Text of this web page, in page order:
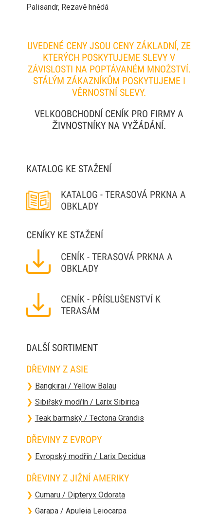
Palisandr, Rezavě hnědá
UVEDENÉ CENY JSOU CENY ZÁKLADNÍ, ZE
KTERÝCH POSKYTUJEME SLEVY V
ZÁVISLOSTI NA POPTÁVANÉM MNOŽSTVÍ.
STÁLÝM ZÁKAZNÍKŮM POSKYTUJEME I
VĚRNOSTNÍ SLEVY.
VELKOOBCHODNÍ CENÍK PRO FIRMY A
ŽIVNOSTNÍKY NA VYŽÁDÁNÍ.
KATALOG KE STAŽENÍ
KATALOG - TERASOVÁ PRKNA A
OBKLADY
CENÍKY KE STAŽENÍ
CENÍK - TERASOVÁ PRKNA A
OBKLADY
CENÍK - PŘÍSLUŠENSTVÍ K
TERASÁM
DALŠÍ SORTIMENT
DŘEVINY Z ASIE
❯ Bangkirai / Yellow Balau
❯ Sibiřský modřín / Larix Sibirica
❯ Teak barmský / Tectona Grandis
DŘEVINY Z EVROPY
❯ Evropský modřín / Larix Decidua
DŘEVINY Z JIŽNÍ AMERIKY
❯ Cumaru / Dipteryx Odorata
❯ Garapa / Apuleia Leiocarpa